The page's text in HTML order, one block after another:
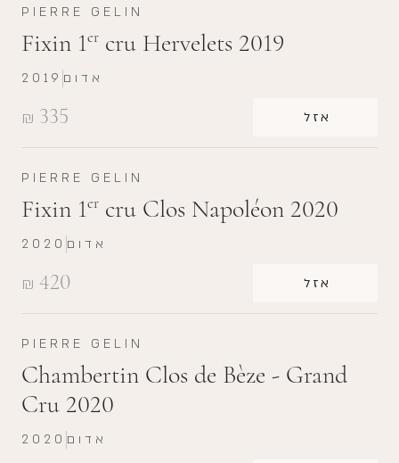
PIERRE GELIN
Fixin 1er cru Hervelets 2019
₪ 335 אזל
2019 אדום
PIERRE GELIN
Fixin 1er cru Clos Napoléon 2020
₪ 420 אזל
2020 אדום
PIERRE GELIN
Chambertin Clos de Bèze - Grand
Cru 2020
2020 אדום